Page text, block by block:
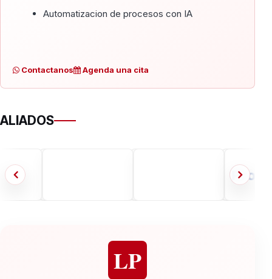
Automatizacion de procesos con IA
Contactanos Agenda una cita
ALIADOS
LP